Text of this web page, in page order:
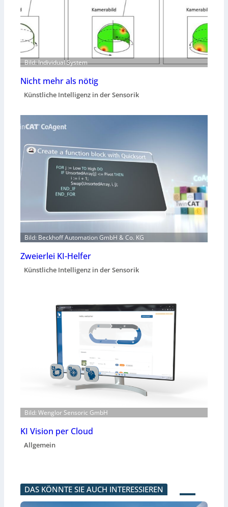
Bild: Individual System
Nicht mehr als nötig
Künstliche Intelligenz in der Sensorik
Bild: Beckhoff Automation GmbH & Co. KG
Zweierlei KI-Helfer
Künstliche Intelligenz in der Sensorik
Bild: Wenglor Sensoric GmbH
KI Vision per Cloud
Allgemein
DAS KÖNNTE SIE AUCH INTERESSIEREN